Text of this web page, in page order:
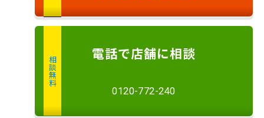
相談無料
電話で店舗に相談
0120-772-240